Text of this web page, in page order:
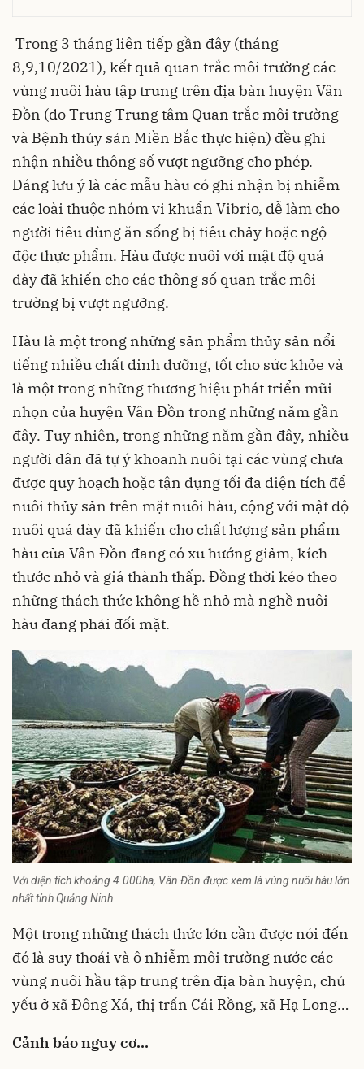
Trong 3 tháng liên tiếp gần đây (tháng
8,9,10/2021), kết quả quan trắc môi trường các
vùng nuôi hàu tập trung trên địa bàn huyện Vân
Đồn (do Trung Trung tâm Quan trắc môi trường
và Bệnh thủy sản Miền Bắc thực hiện) đều ghi
nhận nhiều thông số vượt ngưỡng cho phép.
Đáng lưu ý là các mẫu hàu có ghi nhận bị nhiễm
các loài thuộc nhóm vi khuẩn Vibrio, dễ làm cho
người tiêu dùng ăn sống bị tiêu chảy hoặc ngộ
độc thực phẩm. Hàu được nuôi với mật độ quá
dày đã khiến cho các thông số quan trắc môi
trường bị vượt ngưỡng.
Hàu là một trong những sản phẩmthủy sản nổi
tiếng nhiều chất dinh dưỡng, tốt cho sức khỏe và
là một trong những thương hiệu phát triển mũi
nhọn của huyện Vân Đồn trong những năm gần
đây. Tuy nhiên, trong những năm gần đây, nhiều
người dân đã tự ý khoanh nuôi tại các vùng chưa
được quy hoạch hoặc tận dụng tối đa diện tích để
nuôi thủy sản trên mặt nuôi hàu, cộng với mật độ
nuôi quá dày đã khiến cho chất lượng sản phẩm
hàu của Vân Đồn đang có xu hướng giảm, kích
thước nhỏ và giá thành thấp. Đồng thời kéo theo
những thách thức không hề nhỏ mà nghề nuôi
hàu đang phải đối mặt.
Với diện tích khoảng 4.000ha, Vân Đồn được xem là vùng nuôi hàu lớn
nhất tỉnh Quảng Ninh
Một trong những thách thức lớn cần được nói đến
đó là suy thoái và ô nhiễm môi trường nước các
vùng nuôi hầu tập trung trên địa bàn huyện, chủ
yếu ở xã Đông Xá, thị trấn Cái Rồng, xã Hạ Long…
Cảnh báo nguy cơ…